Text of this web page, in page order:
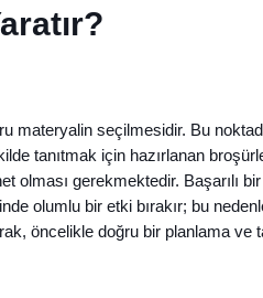
materyalin seçilmesidir. Bu
tanıtmak için hazırlanan
olması gerekmektedir. Başarılı
olumlu bir etki bırakır; bu
öncelikle doğru bir planlama ve